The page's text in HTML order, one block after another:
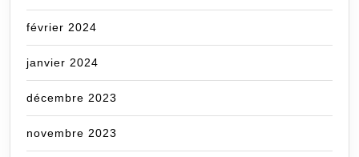
février 2024
janvier 2024
décembre 2023
novembre 2023